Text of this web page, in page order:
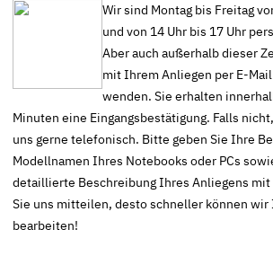
Wir sind Montag bis Freitag
und von 14 Uhr bis 17 Uhr
Aber auch außerhalb dieser
mit Ihrem Anliegen per E-
wenden. Sie erhalten
Minuten eine Eingangsbestätigung. Falls
uns gerne telefonisch. Bitte geben Sie Ihre
Modellnamen Ihres Notebooks oder PCs
detaillierte Beschreibung Ihres Anliegens mit
Sie uns mitteilen, desto schneller können wir
bearbeiten!